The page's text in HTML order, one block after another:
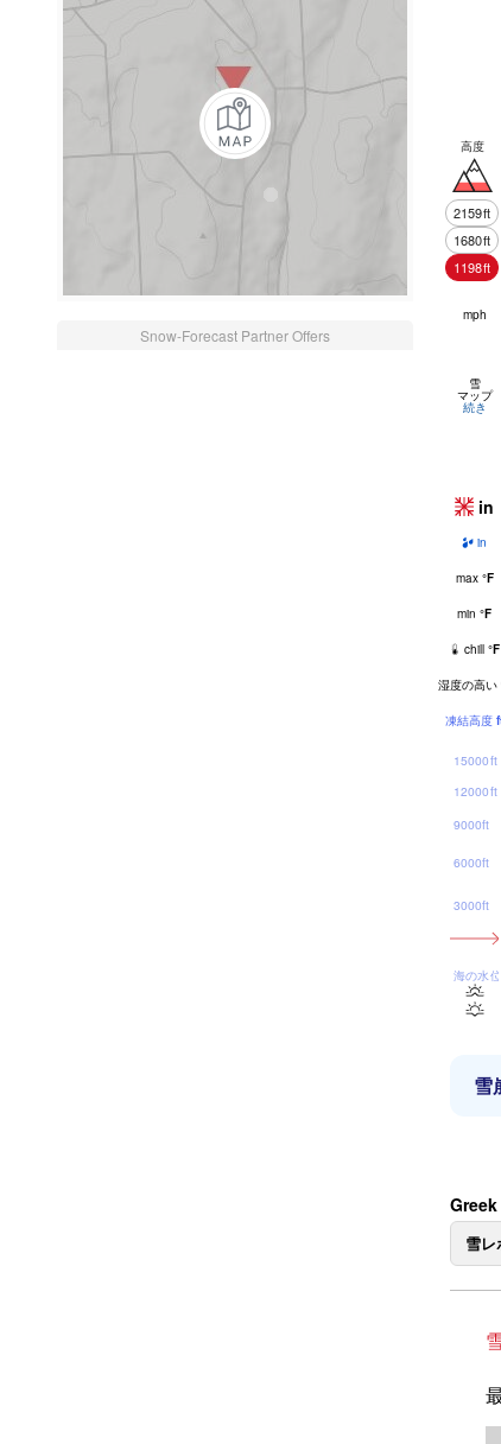
Snow-Forecast Partner Offers
高度
2159ft
1680ft
1198ft
mph
雪
マップ
続き
in
in
max °F
min °F
chill °F
湿度の高い
凍結高度
海の水位
3000ft
6000ft
9000ft
12000ft
15000ft
雪
Greek
雪レ